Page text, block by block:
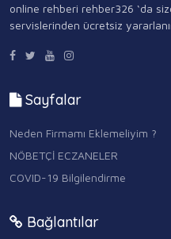
online rehberi rehber326 ‘da
servislerinden ücretsiz
Sayfalar
Neden Firmamı Eklemeliyim ?
NÖBETÇİ ECZANELER
COVID-19 Bilgilendirme
Bağlantılar